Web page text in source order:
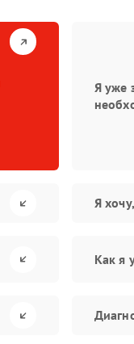
Я уже
Я
Как я